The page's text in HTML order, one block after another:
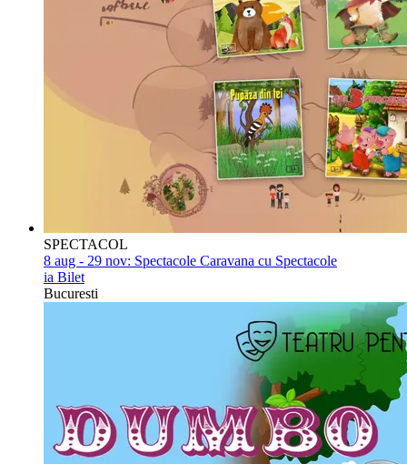
SPECTACOL
8 aug - 29 nov: Spectacole Caravana cu Spectacole
ia Bilet
Bucuresti